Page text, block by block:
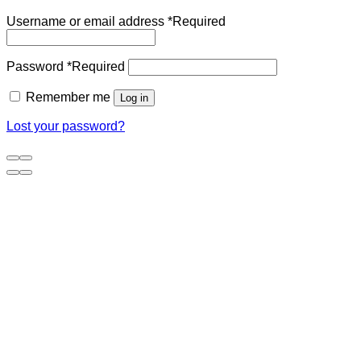
Username or email address *Required
Password *Required
Remember me Log in
Lost your password?